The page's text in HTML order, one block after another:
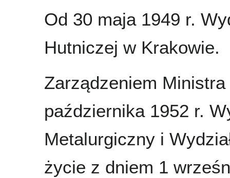
Od 30 maja 1949 r.
Hutniczej w Krakowie.
Zarządzeniem
października 1952 r.
Metalurgiczny i
życie z dniem 1